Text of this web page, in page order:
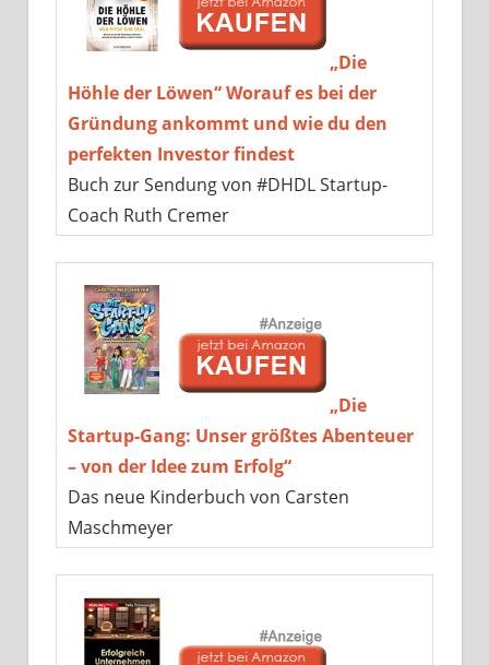
„Die
Höhle der Löwen“ Worauf es bei der
Gründung ankommt und wie du den
perfekten Investor findest
Buch zur Sendung von #DHDL Startup-
Coach Ruth Cremer
„Die
Startup-Gang: Unser größtes Abenteuer
– von der Idee zum Erfolg“
Das neue Kinderbuch von Carsten
Maschmeyer